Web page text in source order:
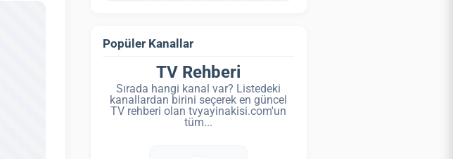
Popüler Kanallar
TV Rehberi
Sırada hangi kanal var? Listedeki
kanallardan birini seçerek en güncel
TV rehberi olan tvyayinakisi.com'un
tüm...